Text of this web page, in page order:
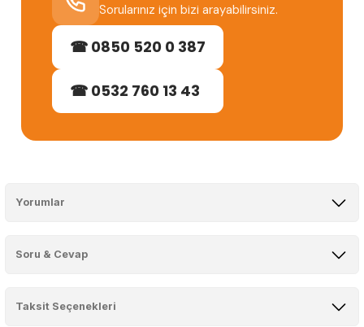
Sorularınız için bizi arayabilirsiniz.
☎ 0850 520 0 387
☎ 0532 760 13 43
Yorumlar
Soru & Cevap
Taksit Seçenekleri